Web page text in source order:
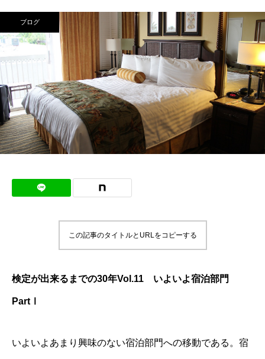
ブログ
この記事のタイトルとURLをコピーする
検定が出来るまでの30年Vol.11 いよいよ宿泊部門
Part
いよいよあまり興味のない宿泊部門への移動である。宿